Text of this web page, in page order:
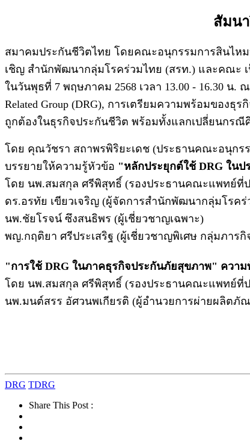
สัมน
สมาคมประกันชีวิตไทย โดยคณะอนุกรรมการสินไห
เชิญ สำนักพัฒนากลุ่มโรคร่วมไทย (สรท.) และคณะ เ
ในวันพุธที่ 7 พฤษภาคม 2568 เวลา 13.00 - 16.30 น
Related Group (DRG), การเตรียมความพร้อมของ
ถูกต้องในธุรกิจประกันชีวิต พร้อมทั้งแลกเปลี่ยนกรณี
โดย คุณวัชรา สถาพรพิริยะเดช (ประธานคณะอนุกร
บรรยายให้ความรู้หัวข้อ "หลักประยุกต์ใช้ DRG ใน
โดย นพ.สมสกุล ศรีพิสุทธิ์ (รองประธานคณะแพทย์ที่
ดร.อรทัย เขียวเจริญ (ผู้จัดการสำนักพัฒนากลุ่มโรคร่
นพ.ชัยโรจน์ ซึงสนธิพร (ผู้เชี่ยวชาญเฉพาะ)
พญ.กฤติยา ศรีประเสริฐ (ผู้เชี่ยวชาญพิเศษ กลุ่มภาร
"การใช้ DRG ในภาคธุรกิจประกันภัยสุขภาพ" คว
โดย นพ.สมสกุล ศรีพิสุทธิ์ (รองประธานคณะแพทย์ที่
นพ.มนต์สรร อัศวนพเกียรติ (ผู้อำนวยการผ่ายผลิตภั
DRG TDRG
Share This Post :